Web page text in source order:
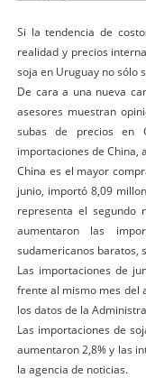
Si la tendencia de
realidad y precios
soja en Uruguay no sólo
De cara a una nueva
asesores muestran
subas de precios en
importaciones de China,
China es el mayor
junio, importó 8,09
representa el segundo
aumentaron las
sudamericanos baratos,
Las importaciones de
frente al mismo mes del
los datos de la
Las importaciones de
aumentaron 2,8% y las
la agencia de noticias.